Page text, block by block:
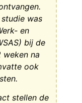
was
en
bij de
na
ook
stellen de